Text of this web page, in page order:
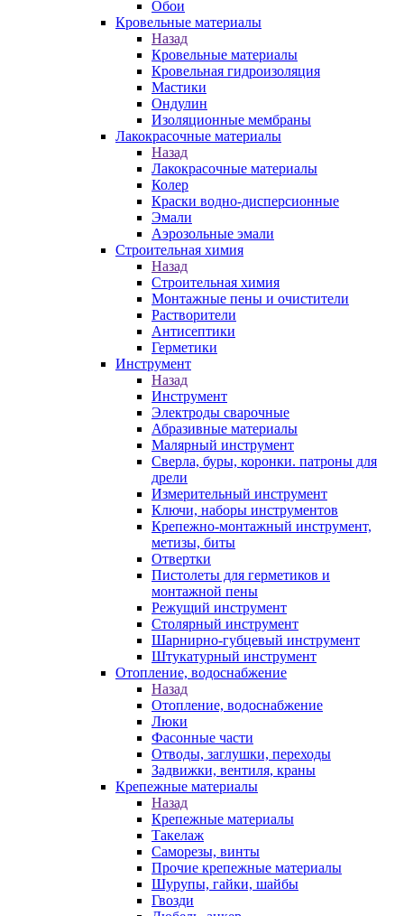
Обои
Кровельные материалы
Назад
Кровельные материалы
Кровельная гидроизоляция
Мастики
Ондулин
Изоляционные мембраны
Лакокрасочные материалы
Назад
Лакокрасочные материалы
Колер
Краски водно-дисперсионные
Эмали
Аэрозольные эмали
Строительная химия
Назад
Строительная химия
Монтажные пены и очистители
Растворители
Антисептики
Герметики
Инструмент
Назад
Инструмент
Электроды сварочные
Абразивные материалы
Малярный инструмент
Сверла, буры, коронки. патроны для
дрели
Измерительный инструмент
Ключи, наборы инструментов
Крепежно-монтажный инструмент,
метизы, биты
Отвертки
Пистолеты для герметиков и
монтажной пены
Режущий инструмент
Столярный инструмент
Шарнирно-губцевый инструмент
Штукатурный инструмент
Отопление, водоснабжение
Назад
Отопление, водоснабжение
Люки
Фасонные части
Отводы, заглушки, переходы
Задвижки, вентиля, краны
Крепежные материалы
Назад
Крепежные материалы
Такелаж
Саморезы, винты
Прочие крепежные материалы
Шурупы, гайки, шайбы
Гвозди